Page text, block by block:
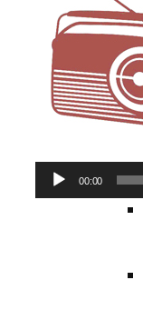
Lecteur
audio
00:00